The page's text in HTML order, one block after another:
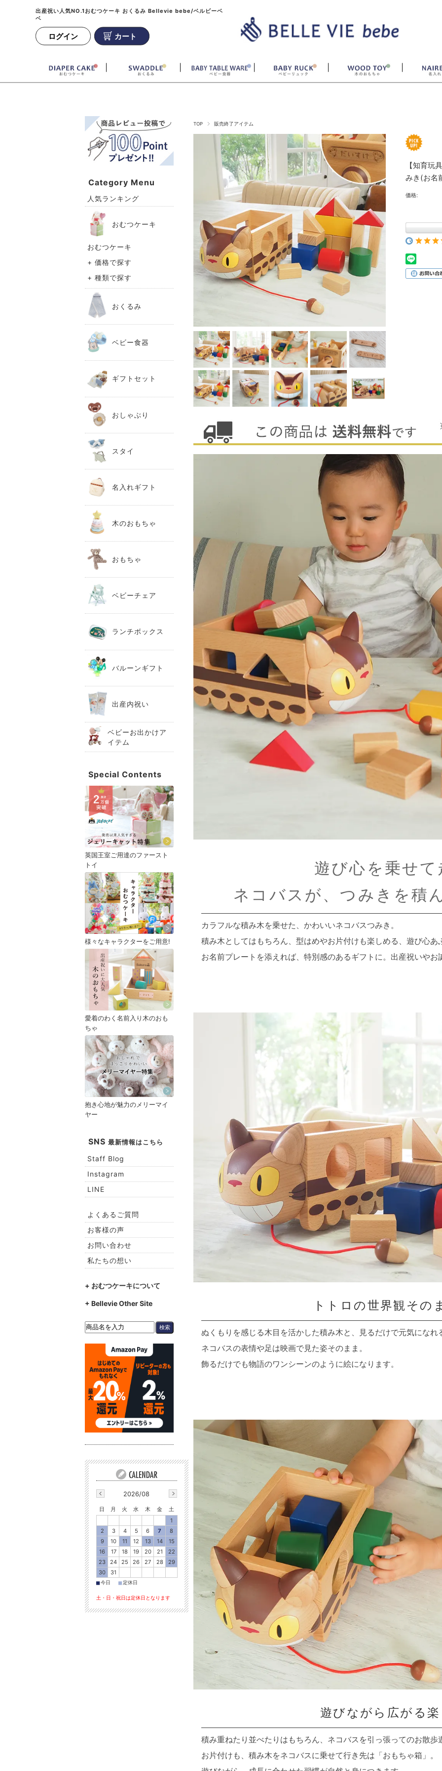
出産祝い人気NO.1おむつケーキ おくるみ Bellevie bebe/ベルビーベ
ベ
ログイン カート
TOP 販売終了アイテム
【知育玩
みき(お名
価格:
遊び心を乗せて
ネコバスが、つみきを積
カラフルな積み木を乗せた、かわいいネコバスつみき。
積み木としてはもちろん、型はめやお片付けも楽しめる、遊び心あ
お名前プレートを添えれば、特別感のあるギフトに。出産祝いや
トトロの世界観その
ぬくもりを感じる木目を活かした積み木と、見るだけで元気になれ
ネコバスの表情や足は映画で見た姿そのまま。
飾るだけでも物語のワンシーンのように絵になります。
遊びながら広がる
積み重ねたり並べたりはもちろん、ネコバスを引っ張ってのお散
お片付けも、積み木をネコバスに乗せて行き先は「おもちゃ箱」。
Category Menu
人気ランキング
おむつケーキ
おむつケーキ
+ 価格で探す
+ 種類で探す
おくるみ
ベビー食器
ギフトセット
おしゃぶり
スタイ
名入れギフト
木のおもちゃ
おもちゃ
ベビーチェア
ランチボックス
バルーンギフト
出産内祝い
ベビーお出かけア
イテム
Special Contents
英国王室ご用達のファースト
トイ
様々なキャラクターをご用意!
愛着のわく名前入り木のおも
ちゃ
抱き心地が魅力のメリーマイ
ヤー
SNS 最新情報はこちら
Staff Blog
Instagram
LINE
よくあるご質問
お客様の声
お問い合わせ
私たちの想い
+ おむつケーキについて
+ Bellevie Other Site
2026/08
日 月 火 水 木 金
土
1
2
3 4 5 6 7
8
9
10 11 12 13 14
15
16
17 18 19 20 21
22
23
24 25 26 27 28
29
30
31
■今日 ■定休日
土・日・祝日は定休日となります